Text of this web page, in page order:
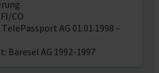
CO
AG 01.01.1998 –
Baresel AG 1992-1997